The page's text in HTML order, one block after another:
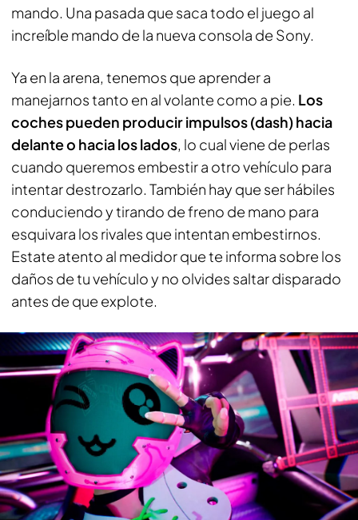
mando. Una pasada que saca todo el juego al
increíble mando de la nueva consola de Sony.
Ya en la arena, tenemos que aprender a
manejarnos tanto en al volante como a pie. Los
coches pueden producir impulsos (dash) hacia
delante o hacia los lados, lo cual viene de perlas
cuando queremos embestir a otro vehículo para
intentar destrozarlo. También hay que ser hábiles
conduciendo y tirando de freno de mano para
esquivara los rivales que intentan embestirnos.
Estate atento al medidor que te informa sobre los
daños de tu vehículo y no olvides saltar disparado
antes de que explote.